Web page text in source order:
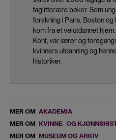
faglitterære bøker. Som
forskning i Paris, Boston og
kom fra et velutdannet
Koht, var lærer og
kvinners utdanning og
historiker.
MER OM AKADEMIA
MER OM KVINNE- OG
MER OM MUSEUM OG ARKIV